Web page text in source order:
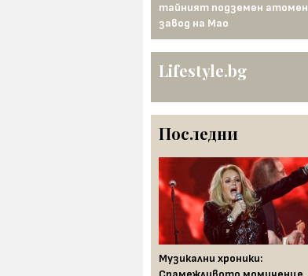
тайният подземен атомен
завод на Мао
Lifestyle.bg
Последни
Музикални хроники: